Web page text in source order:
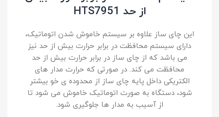
از حد HTS7951
این چای ساز علاوه بر سیستم خاموش شدن اتوماتیک،
دارای سیستم محافظت در برابر حرارت بیش از حد نیز
می باشد که از چای ساز در برابر حرارت بیش از حد
محافظت می کند. در صورتی که حرارت مدار های
الکتریکی داخل پایه چای ساز از محدوده ی خو بیشتر
شود، دستگاه به صورت اتوماتیک خاموش می شود تا
از آسیب به مدار ها جلوگیری شود.